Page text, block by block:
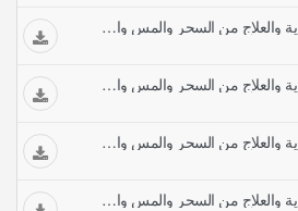
الرقية الشرعية للوقاية والعلاج من السحر والمس والعين والحسد بصوت الشيخ خالد الجليل
الرقية الشرعية للوقاية والعلاج من السحر والمس والعين والحسد بصوت الشيخ فارس عباد
الرقية الشرعية للوقاية والعلاج من السحر والمس والعين والحسد بصوت الشيخ ياسر الدوسري
الرقية الشرعية للوقاية والعلاج من السحر والمس والعين والحسد بصوت الشيخ خالد القحطاني